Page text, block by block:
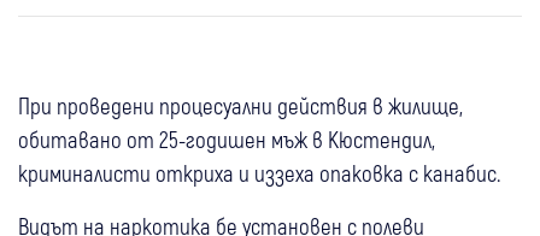
При проведени процесуални действия в жилище,
обитавано от 25-годишен мъж в Кюстендил,
криминалисти откриха и иззеха опаковка с канабис.
Видът на наркотика бе установен с полеви